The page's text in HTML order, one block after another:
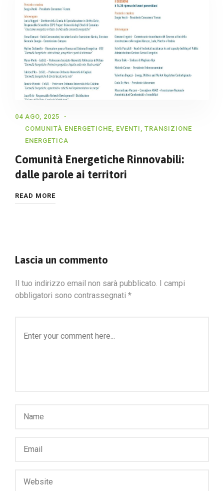
04 AGO, 2025
COMUNITÀ ENERGETICHE, EVENTI , TRANSIZIONE
ENERGETICA
Comunità Energetiche Rinnovabili:
dalle parole ai territori
READ MORE
Lascia un commento
Il tuo indirizzo email non sarà pubblicato.
I campi
obbligatori sono contrassegnati *